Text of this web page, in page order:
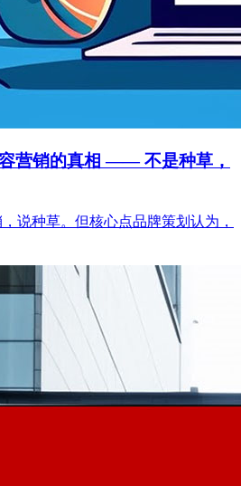
营销的真相 —— 不是种草，
说种草。但核心点品牌策划认为，